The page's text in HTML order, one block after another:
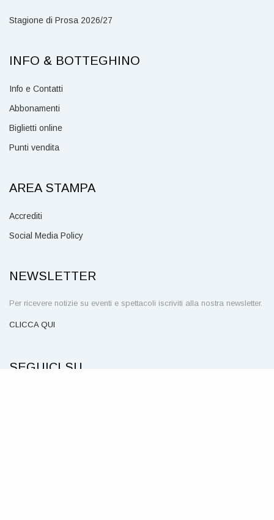
Stagione di Prosa 2026/27
INFO & BOTTEGHINO
Info e Contatti
Abbonamenti
Biglietti online
Punti vendita
AREA STAMPA
Accrediti
Social Media Policy
NEWSLETTER
Per ricevere notizie su eventi e spettacoli iscriviti alla nostra newsletter.
CLICCA QUI
SEGUICI SU